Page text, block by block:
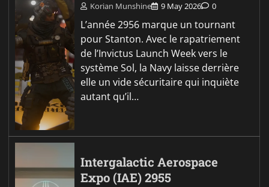
Korian Munshine 9 May 2026 0
L’année 2956 marque un tournant
pour Stanton. Avec le rapatriement
de l’Invictus Launch Week vers le
système Sol, la Navy laisse derrière
elle un vide sécuritaire qui inquiète
autant qu’il…
Intergalactic Aerospace
Expo (IAE) 2955